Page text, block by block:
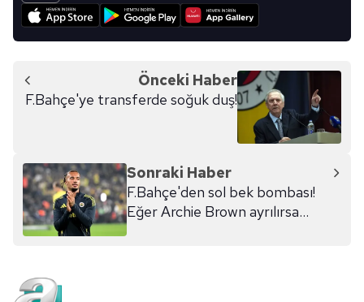
Önceki Haber
F.Bahçe'ye transferde soğuk duş!
Sonraki Haber
F.Bahçe'den sol bek bombası!
Eğer Archie Brown ayrılırsa...